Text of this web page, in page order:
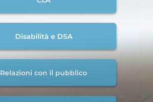
Disabilità e DSA
Relazioni con il pubblico